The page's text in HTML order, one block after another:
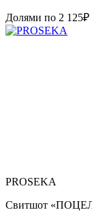
Долями по 2 125₽
PROSEKA
Свитшот